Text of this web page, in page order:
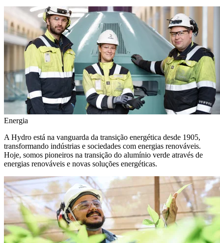
Energia
A Hydro está na vanguarda da transição energética desde 1905,
transformando indústrias e sociedades com energias renováveis.
Hoje, somos pioneiros na transição do alumínio verde através de
energias renováveis e novas soluções energéticas.